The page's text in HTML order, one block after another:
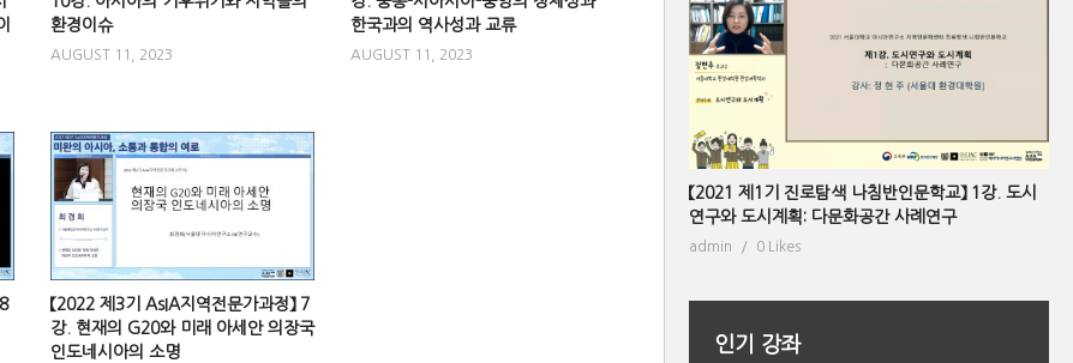
환경이슈
AUGUST 11, 2023
한국과의 역사성과 교류
AUGUST 11, 2023
【2022 제3기 AsIA지역전문가과정】 7
강. 현재의 G20와 미래 아세안 의장국
인도네시아의 소명
【2021 제1기 진로탐색 나침반인문학교】 1강. 도시
연구와 도시계획: 다문화공간 사례연구
admin 0 Likes
인기 강좌